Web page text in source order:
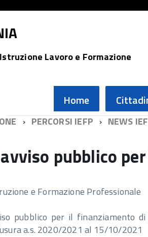
Lavoro e Formazione
Home
PERCORSI IEFP NEWS
pubblico
e Formazione Professionale
pubblico per il finanziamento
a.s. 2020/2021 al 15/10/2021